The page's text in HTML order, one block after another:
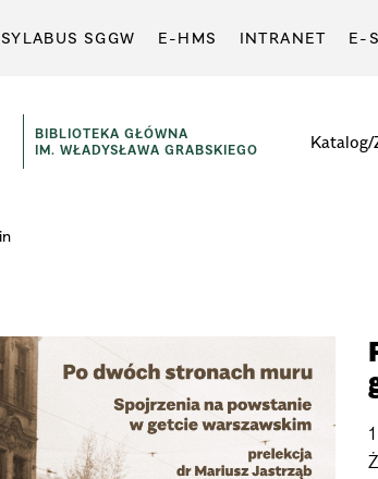
SYLABUS SGGW E-HMS INTRANET E-
BIBLIOTEKA GŁÓWNA
IM. WŁADYSŁAWA GRABSKIEGO
Katalog/